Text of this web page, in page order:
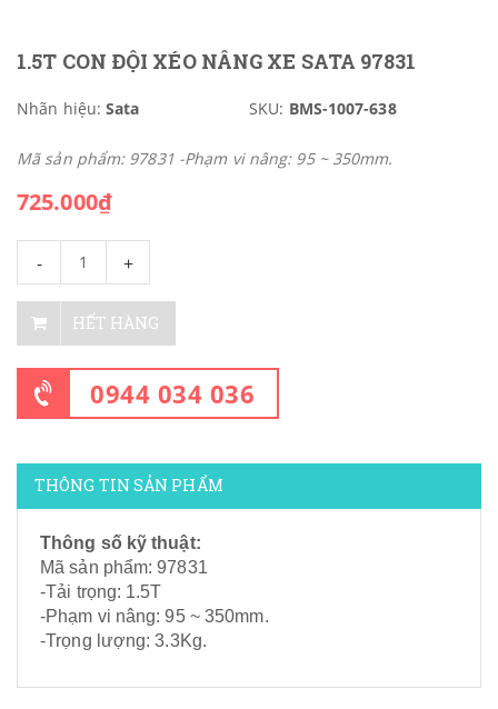
1.5T CON ĐỘI XÉO NÂNG XE SATA 97831
Nhãn hiệu: Sata SKU: BMS-1007-638
Mã sản phẩm: 97831 -Phạm vi nâng: 95 ~ 350mm.
725.000₫
- +
HẾT HÀNG
0944 034 036
THÔNG TIN SẢN PHẨM
Thông số kỹ thuật:
Mã sản phẩm: 97831
-Tải trọng: 1.5T
-Phạm vi nâng: 95 ~ 350mm.
-Trọng lượng: 3.3Kg.